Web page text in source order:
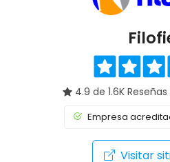
4.9 de 1.6K
Empresa
Visitar